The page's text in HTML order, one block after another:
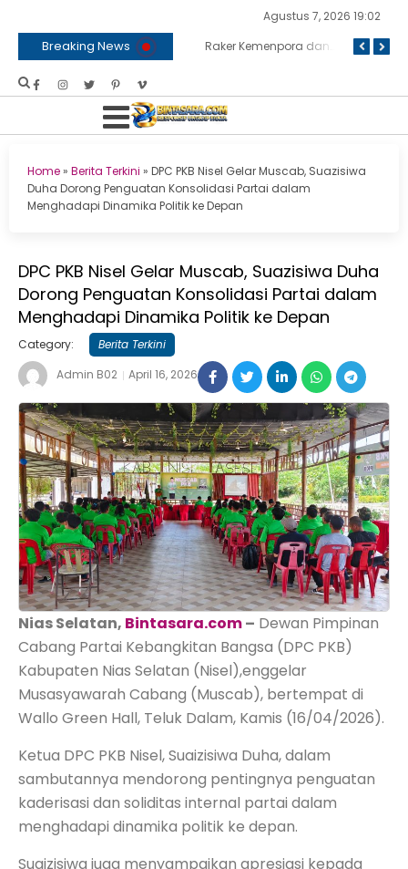
Agustus 7, 2026 19:02
Breaking News BNPB dan Kemenko Polkam Bersinergi Bahas Penanganan Karhutla Raker Kemenpora dan Komisi X DPR RI Sepakati Dukungan Anggaran untuk Kegiatan dan Program Prioritas Pemuda dan Olahraga
Home» Berita Terkini » DPC PKB Nisel Gelar Muscab, Suazisiwa
Duha Dorong Penguatan Konsolidasi Partai dalam
Menghadapi Dinamika Politik ke Depan
DPC PKB Nisel Gelar Muscab, Suazisiwa Duha
Dorong Penguatan Konsolidasi Partai dalam
Menghadapi Dinamika Politik ke Depan
Category:
Berita Terkini
Admin B02
April 16, 2026
Nias Selatan, Bintasara.com– Dewan Pimpinan
Cabang Partai Kebangkitan Bangsa (DPC PKB)
Kabupaten Nias Selatan (Nisel),enggelar
Musasyawarah Cabang (Muscab), bertempat di
Wallo Green Hall, Teluk Dalam, Kamis (16/04/2026).
Ketua DPC PKB Nisel, Suaizisiwa Duha, dalam
sambutannya mendorong pentingnya penguatan
kaderisasi dan soliditas internal partai dalam
menghadapi dinamika politik ke depan.
Suaizisiwa juga menyampaikan apresiasi kepada